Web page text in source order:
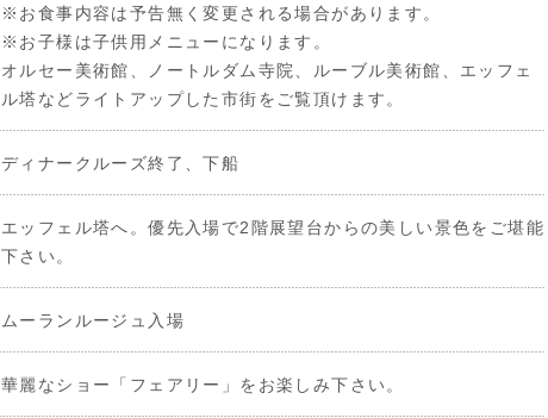
※お食事内容は予告無く変更される場合があります。
※お子様は子供用メニューになります。
オルセー美術館、ノートルダム寺院、ルーブル美術館、エッフェ
ル塔などライトアップした市街をご覧頂けます。
ディナークルーズ終了、下船
エッフェル塔へ。優先入場で2階展望台からの美しい景色をご堪能
下さい。
ムーランルージュ入場
華麗なショー「フェアリー」をお楽しみ下さい。